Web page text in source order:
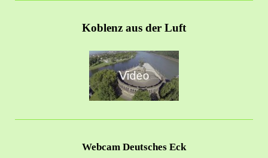
Koblenz aus der Luft
Webcam Deutsches Eck